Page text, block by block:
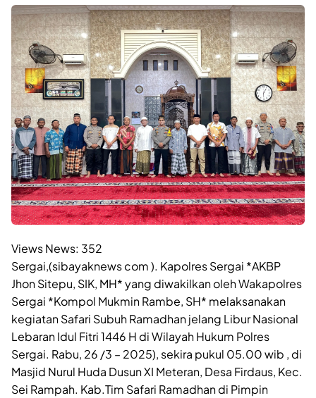
Views News: 352
Sergai,(sibayaknews com ). Kapolres Sergai *AKBP
Jhon Sitepu, SIK, MH* yang diwakilkan oleh Wakapolres
Sergai *Kompol Mukmin Rambe, SH* melaksanakan
kegiatan Safari Subuh Ramadhan jelang Libur Nasional
Lebaran Idul Fitri 1446 H di Wilayah Hukum Polres
Sergai. Rabu, 26 /3 – 2025), sekira pukul 05.00 wib , di
Masjid Nurul Huda Dusun XI Meteran, Desa Firdaus, Kec.
Sei Rampah. Kab.Tim Safari Ramadhan di Pimpin